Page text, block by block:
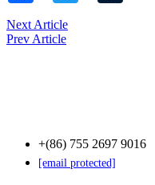
Next Article
Prev Article
+(86) 755 2697 9016
[email protected]